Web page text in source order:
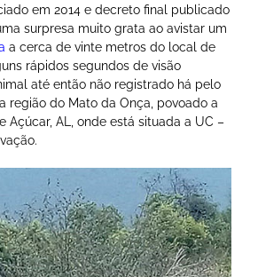
em 2014 e decreto final publicado
surpresa muito grata ao avistar um
a cerca de vinte metros do local de
rápidos segundos de visão
até então não registrado há pelo
região do Mato da Onça, povoado a
Açúcar, AL, onde está situada a UC –